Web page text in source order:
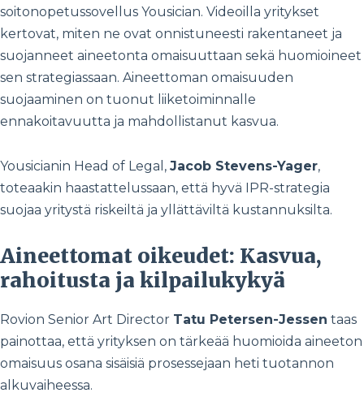
soitonopetussovellus Yousician. Videoilla yritykset
kertovat, miten ne ovat onnistuneesti rakentaneet ja
suojanneet aineetonta omaisuuttaan sekä huomioineet
sen strategiassaan. Aineettoman omaisuuden
suojaaminen on tuonut liiketoiminnalle
ennakoitavuutta ja mahdollistanut kasvua.
Yousicianin Head of Legal, Jacob Stevens-Yager,
toteaakin haastattelussaan, että hyvä IPR-strategia
suojaa yritystä riskeiltä ja yllättäviltä kustannuksilta.
Aineettomat oikeudet: Kasvua,
rahoitusta ja kilpailukykyä
Rovion Senior Art Director Tatu Petersen-Jessen taas
painottaa, että yrityksen on tärkeää huomioida aineeton
omaisuus osana sisäisiä prosessejaan heti tuotannon
alkuvaiheessa.